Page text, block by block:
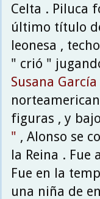
Celta . Piluca
último título
leonesa ,
" crió "
Susana García
figuras , y
" , Alonso se
la Reina . Fue
Fue en la
una niña de